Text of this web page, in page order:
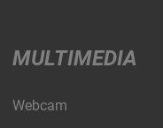
MULTIMEDIA
Webcam